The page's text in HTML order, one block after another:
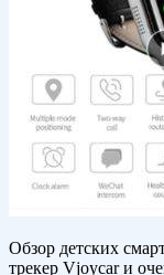
Обзор детских
трекер Vjoycar и